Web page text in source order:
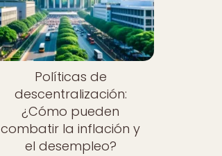
Políticas de
descentralización:
¿Cómo pueden
combatir la inflación y
el desempleo?